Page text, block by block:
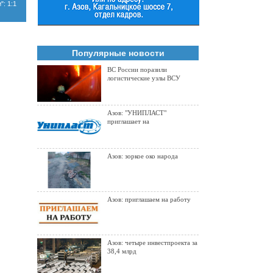
1:1
Популярные новости
ВС России поразили
логистические узлы ВСУ
Азов: "УНИПЛАСТ"
приглашает на
Азов: зоркое око народа
Азов: приглашаем на работу
Азов: четыре инвестпроекта за
38,4 млрд